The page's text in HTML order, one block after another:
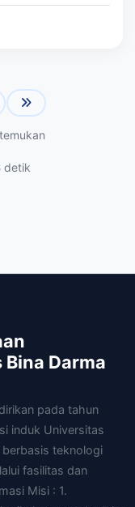
detik
Darma
pada tahun
induk Universitas
berbasis teknologi
fasilitas dan
Misi : 1.